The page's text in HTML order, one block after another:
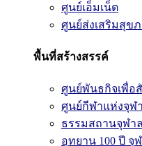
ศูนย์เอ็มเน็ต
ศูนย์ส่งเสริมสุข
พื้นที่สร้างสรรค์
ศูนย์พันธกิจเพื่อ
ศูนย์กีฬาแห่งจุฬ
ธรรมสถานจุฬา
อุทยาน 100 ปี จุ